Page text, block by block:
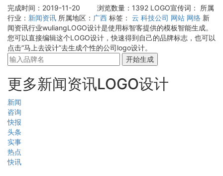
完成时间：2019-11-20
浏览数量：1392 LOGO宣传词：
所属
行业： 新闻资讯 所属地区： 广西 标签： 云 科技公司 网站 网络 新
闻资讯行业wuliangLOGO设计是使用标智客提供的模板智能生成。
您可以直接编辑这个LOGO设计，快速得到自己的品牌标志，也可以
点击“马上去设计”去生成个性的公司logo设计。
开始生成
更多新闻资讯LOGO设计
新闻
咨询
快报
头条
实事
热点
快讯